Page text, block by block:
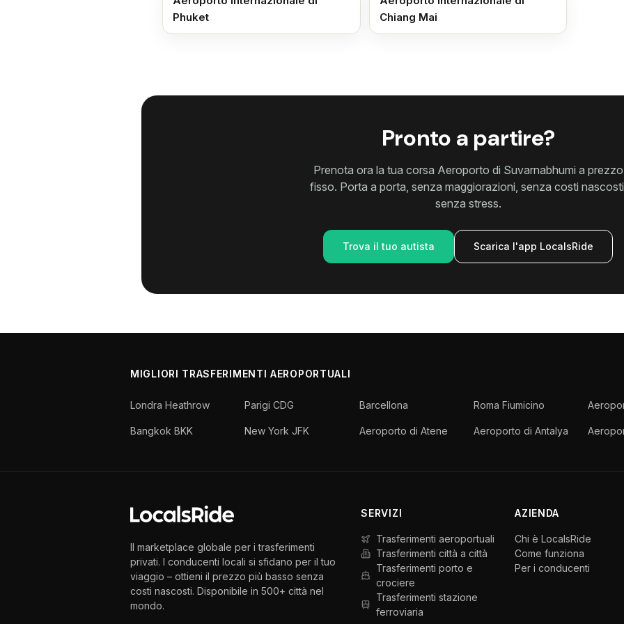
Phuket
Chiang Mai
Pronto a partire?
Prenota ora la tua corsa Aeroporto di Suvarnabhumi a prezzo
fisso. Porta a porta, senza maggiorazioni, senza costi
senza stress.
Trova il tuo autista Scarica l'app LocalsRide
MIGLIORI TRASFERIMENTI AEROPORTUALI
Londra Heathrow Parigi CDG Barcellona Roma Fiumicino
Bangkok BKK New York JFK Aeroporto di Atene Aeroporto di Antalya
Il marketplace globale per i trasferimenti
privati. I conducenti locali si sfidano per il tuo
viaggio – ottieni il prezzo più basso senza
costi nascosti. Disponibile in 500+ città nel
mondo.
SERVIZI
Trasferimenti aeroportuali
Trasferimenti città a città
Trasferimenti porto e
crociere
Trasferimenti stazione
ferroviaria
AZIENDA
Chi è LocalsRide
Come funziona
Per i conducenti